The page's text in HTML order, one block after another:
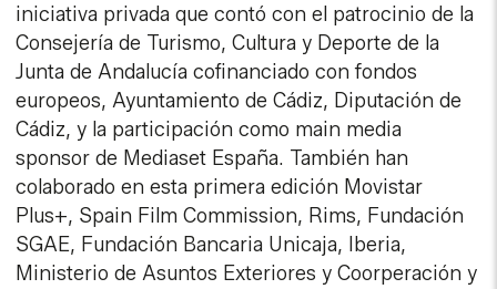
iniciativa privada que contó con el patrocinio de la
Consejería de Turismo, Cultura y Deporte de la
Junta de Andalucía cofinanciado con fondos
europeos, Ayuntamiento de Cádiz, Diputación de
Cádiz, y la participación como main media
sponsor de Mediaset España. También han
colaborado en esta primera edición Movistar
Plus+, Spain Film Commission, Rims, Fundación
SGAE, Fundación Bancaria Unicaja, Iberia,
Ministerio de Asuntos Exteriores y Coorperación y